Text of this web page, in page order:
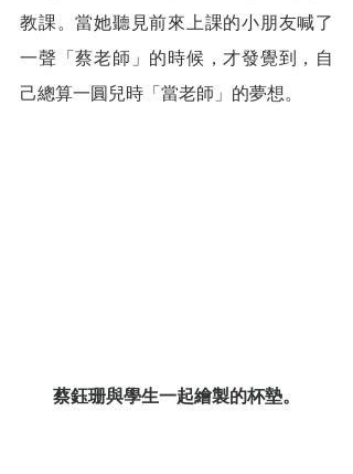
教課。當她聽見前來上課的小朋友喊了
一聲「蔡老師」的時候，才發覺到，自
己總算一圓兒時「當老師」的夢想。
蔡鈺珊與學生一起繪製的杯墊。